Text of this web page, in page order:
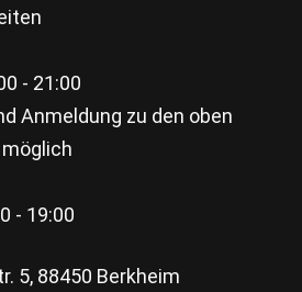
- 21:00
Anmeldung zu den oben
- 19:00
5, 88450 Berkheim